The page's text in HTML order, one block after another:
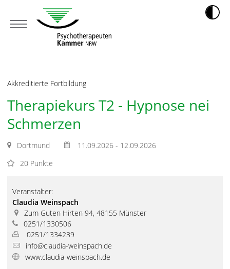
Akkreditierte Fortbildung
Therapiekurs T2 - Hypnose nei
Schmerzen
Dortmund
11.09.2026 - 12.09.2026
20 Punkte
Veranstalter:
Claudia Weinspach
Zum Guten Hirten 94, 48155 Münster
0251/1330506
0251/1334239
info@claudia-weinspach.de
www.claudia-weinspach.de